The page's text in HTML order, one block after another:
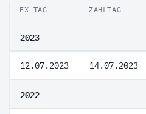
EX-TAG ZAHLTAG
2023
12.07.2023 14.07.2023
2022